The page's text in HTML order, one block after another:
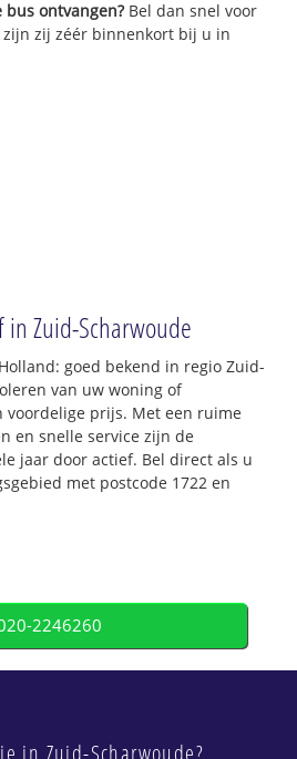
ontvangen?Bel dan snel voor
zij zéér binnenkort bij u in
Zuid-Scharwoude
goed bekend in regio Zuid-
van uw woning of
voordelige prijs. Met een ruime
en snelle service zijn de
jaar door actief. Bel direct als u
met postcode 1722 en
2246260
in Zuid-Scharwoude?